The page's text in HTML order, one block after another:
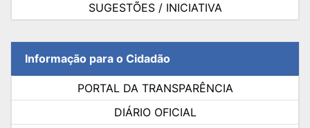
SUGESTÕES / INICIATIVA
Informação para o Cidadão
PORTAL DA TRANSPARÊNCIA
DIÁRIO OFICIAL